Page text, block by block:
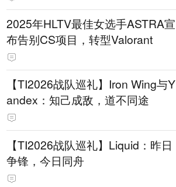
2025年HLTV最佳女选手ASTRA宣
布告别CS项目，转型Valorant
【TI2026战队巡礼】Iron Wing与Y
andex：知己成敌，道不同途
【TI2026战队巡礼】Liquid：昨日
争锋，今日同舟